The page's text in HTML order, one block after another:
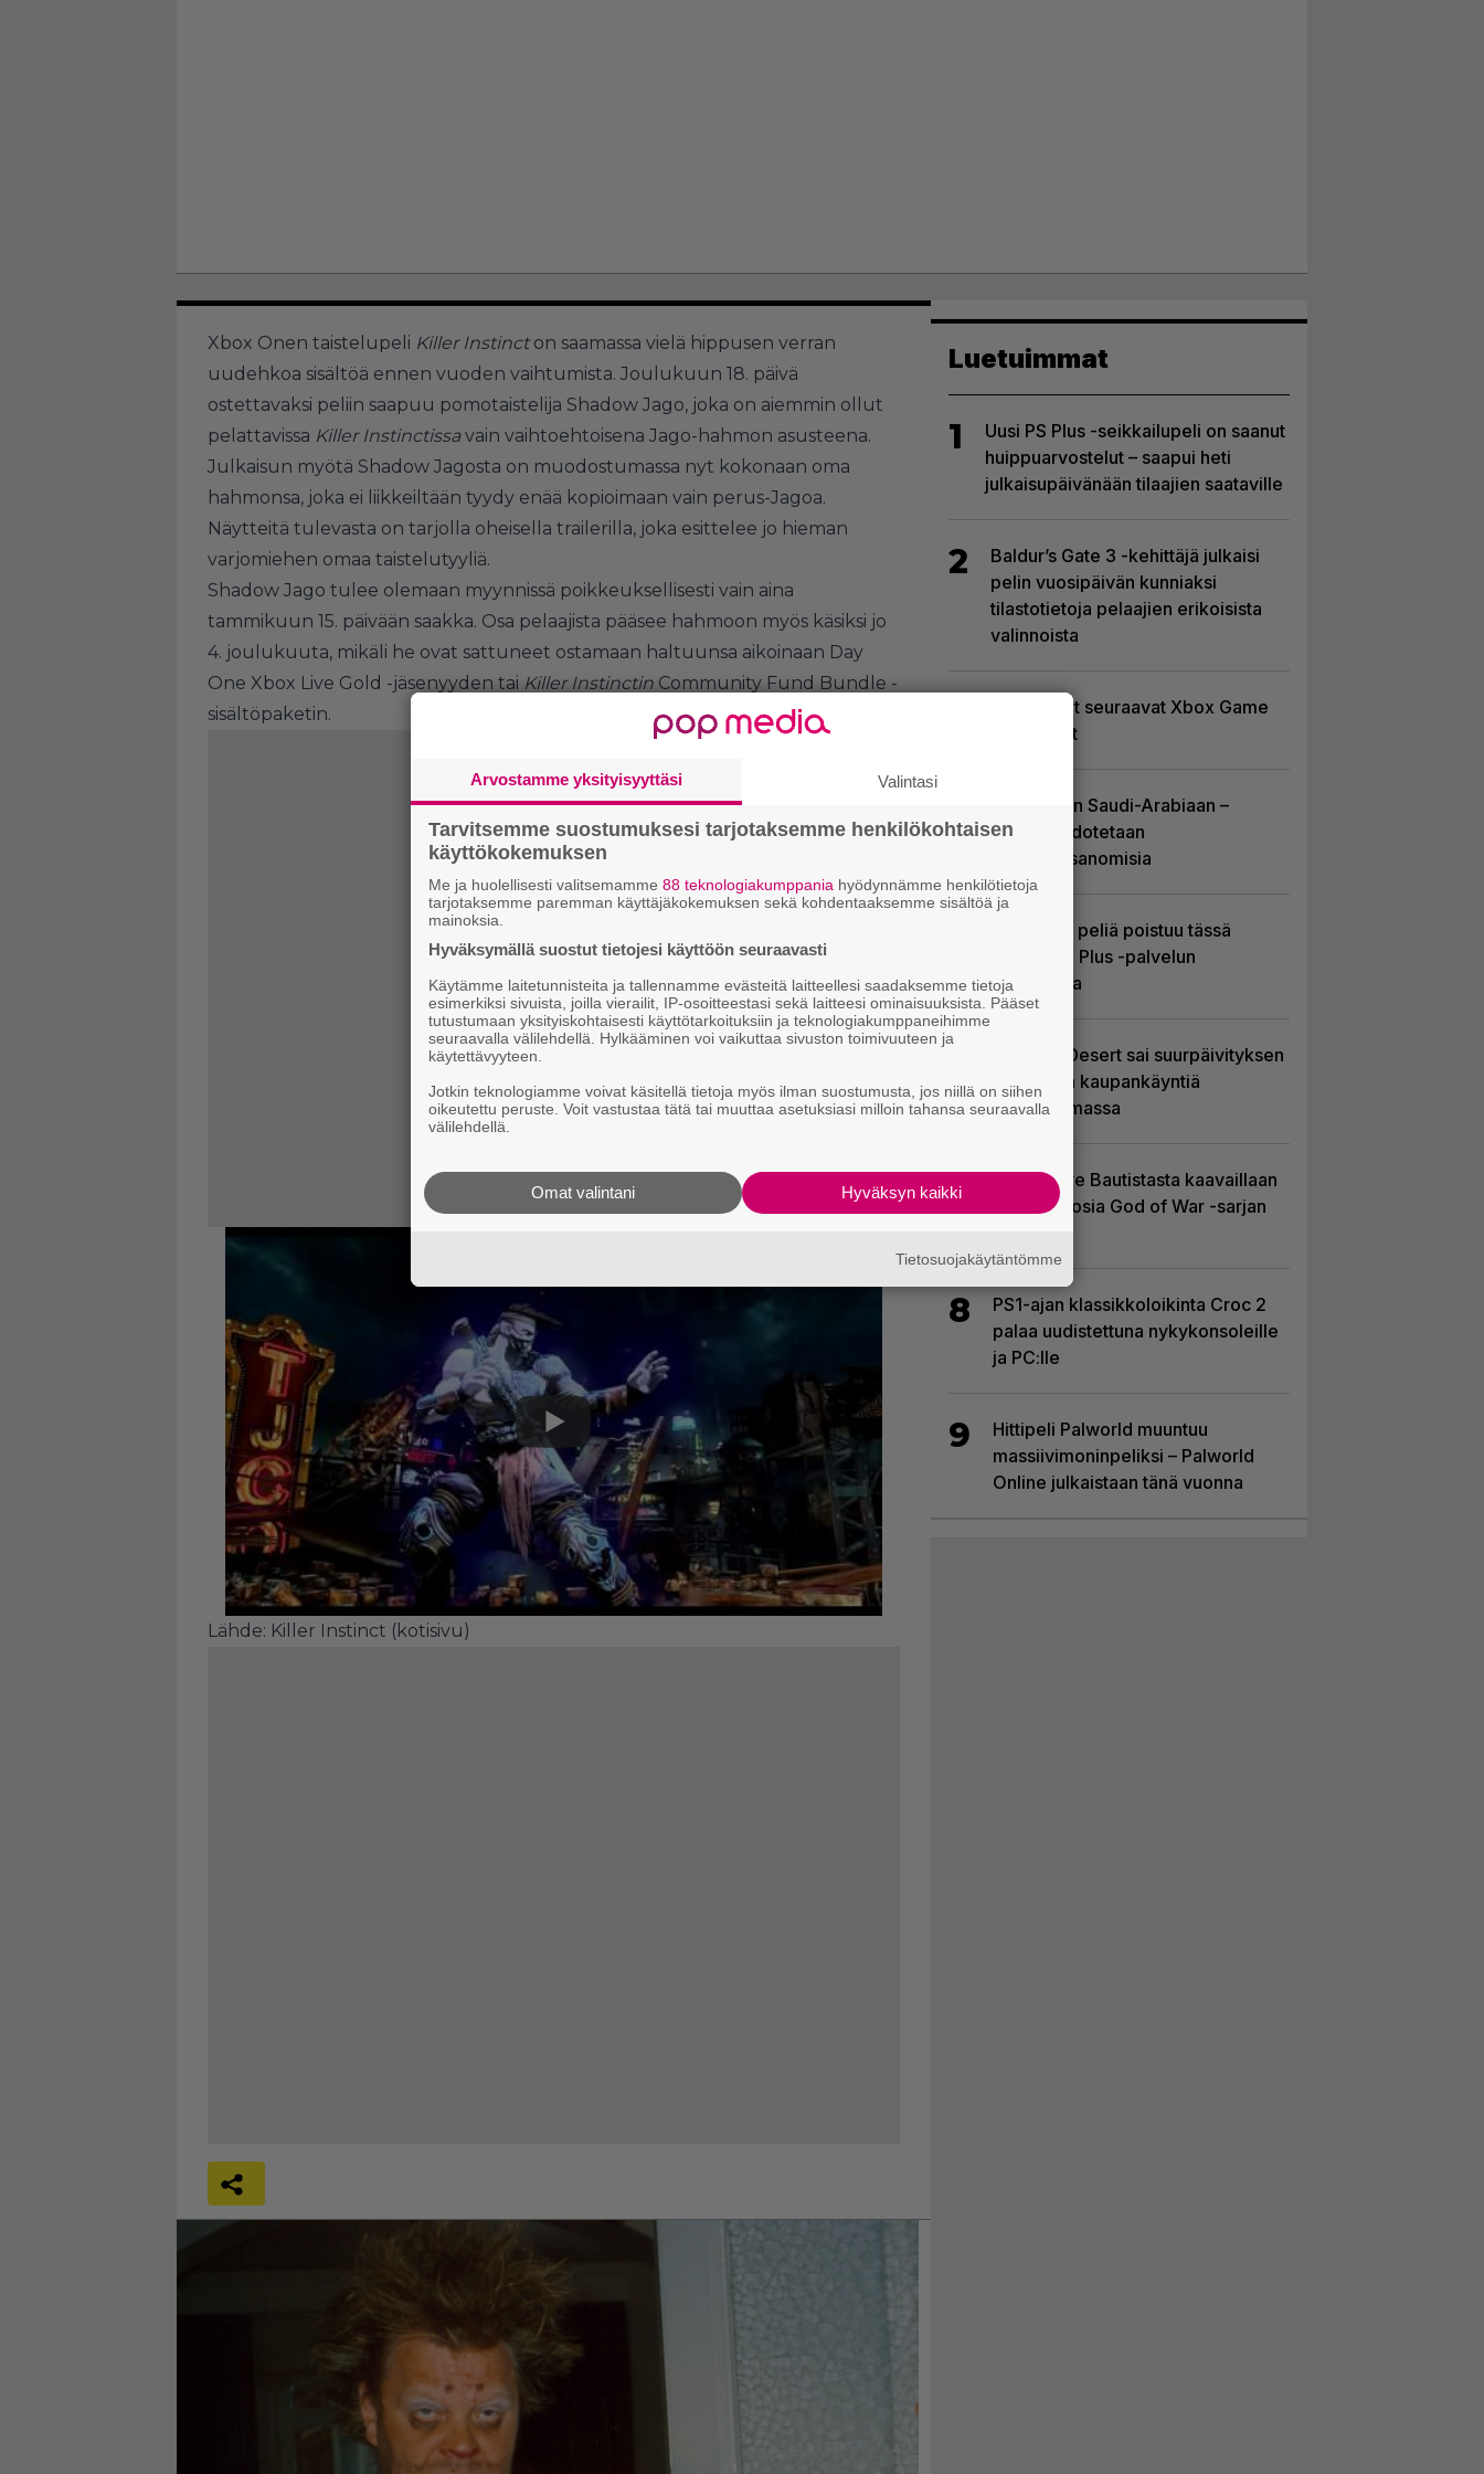
Xbox Onen taistelupeli Killer Instincton saamassa vielä hippusen verran
uudehkoa sisältöä ennen vuoden vaihtumista. Joulukuun 18. päivä
ostettavaksi peliin saapuu pomotaistelija Shadow Jago, joka on aiemmin ollut
pelattavissa Killer Instinctissavain vaihtoehtoisena Jago-hahmon asusteena.
Julkaisun myötä Shadow Jagosta on muodostumassa nyt kokonaan oma
hahmonsa, joka ei liikkeiltään tyydy enää kopioimaan vain perus-Jagoa.
Näytteitä tulevasta on tarjolla oheisella trailerilla, joka esittelee jo hieman
varjomiehen omaa taistelutyyliä.
Shadow Jago tulee olemaan myynnissä poikkeuksellisesti vain aina
tammikuun 15. päivään saakka. Osa pelaajista pääsee hahmoon myös käsiksi jo
4. joulukuuta, mikäli he ovat sattuneet ostamaan haltuunsa aikoinaan Day
One Xbox Live Gold -jäsenyyden tai Killer Instinctin Community Fund Bundle -
sisältöpaketin.
Lähde: Killer Instinct (kotisivu)
Luetuimmat
1
Uusi PS Plus -seikkailupeli on saanut
huippuarvostelut – saapui heti
julkaisupäivänään tilaajien saataville
2
Baldur’s Gate 3 -kehittäjä julkaisi
pelin vuosipäivän kunniaksi
tilastotietoja pelaajien erikoisista
valinnoista
Tässä ovat seuraavat Xbox Game
Pass -pelit
4
EA myytiin Saudi-Arabiaan –
yhtiöltä odotetaan
massairtisanomisia
Yhdeksän peliä poistuu tässä
kuussa PS Plus -palvelun
tarjonnasta
Crimson Desert sai suurpäivityksen
– uudistaa kaupankäyntiä
pelimaailmassa
7
Huhu: Dave Bautistasta kaavaillaan
uutta Kratosia God of War -sarjan
8
PS1-ajan klassikkoloikinta Croc 2
palaa uudistettuna nykykonsoleille
ja PC:lle
9
Hittipeli Palworld muuntuu
massiivimoninpeliksi – Palworld
Online julkaistaan tänä vuonna
Arvostamme yksityisyyttäsi Valintasi
Tarvitsemme suostumuksesi tarjotaksemme henkilökohtaisen
käyttökokemuksen
Me ja huolellisesti valitsemamme 88 teknologiakumppania hyödynnämme henkilötietoja
tarjotaksemme paremman käyttäjäkokemuksen sekä kohdentaaksemme sisältöä ja
mainoksia.
Hyväksymällä suostut tietojesi käyttöön seuraavasti
Käytämme laitetunnisteita ja tallennamme evästeitä laitteellesi saadaksemme tietoja
esimerkiksi sivuista, joilla vierailit, IP-osoitteestasi sekä laitteesi ominaisuuksista. Pääset
tutustumaan yksityiskohtaisesti käyttötarkoituksiin ja teknologiakumppaneihimme
seuraavalla välilehdellä. Hylkääminen voi vaikuttaa sivuston toimivuuteen ja
käytettävyyteen.
Jotkin teknologiamme voivat käsitellä tietoja myös ilman suostumusta, jos niillä on siihen
oikeutettu peruste. Voit vastustaa tätä tai muuttaa asetuksiasi milloin tahansa seuraavalla
välilehdellä.
Hyväksyn kaikki
Omat valintani
Tietosuojakäytäntömme